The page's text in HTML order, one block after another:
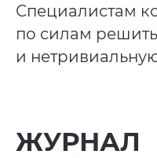
Специалистам
по силам
и
ЖУРНАЛ